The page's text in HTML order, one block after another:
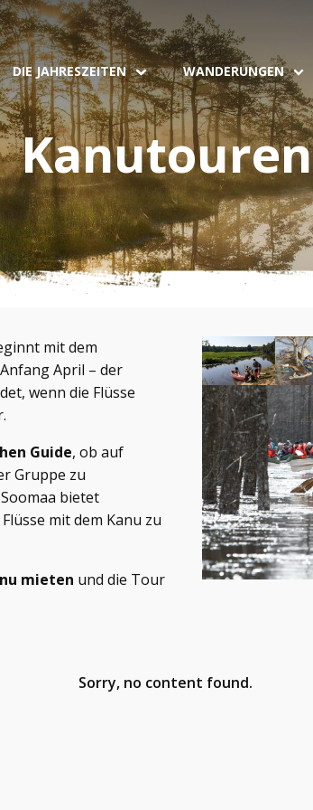
DIE JAHRESZEITEN WANDERUNGEN
Kanutouren
mit dem
April – der
wenn die Flüsse
Guide, ob auf
Gruppe zu
bietet
mit dem Kanu zu
mieten und die Tour
Sorry, no content found.